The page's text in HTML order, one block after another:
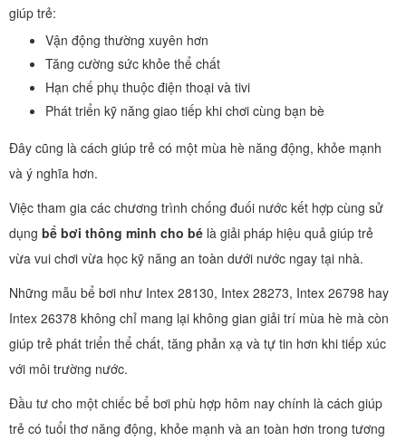
giúp trẻ:
Vận động thường xuyên hơn
Tăng cường sức khỏe thể chất
Hạn chế phụ thuộc điện thoại và tivi
Phát triển kỹ năng giao tiếp khi chơi cùng bạn bè
Đây cũng là cách giúp trẻ có một mùa hè năng động, khỏe mạnh
và ý nghĩa hơn.
Việc tham gia các chương trình chống đuối nước kết hợp cùng sử
dụng bể bơi thông minh cho bé là giải pháp hiệu quả giúp trẻ
vừa vui chơi vừa học kỹ năng an toàn dưới nước ngay tại nhà.
Những mẫu bể bơi như Intex 28130, Intex 28273, Intex 26798 hay
Intex 26378 không chỉ mang lại không gian giải trí mùa hè mà còn
giúp trẻ phát triển thể chất, tăng phản xạ và tự tin hơn khi tiếp xúc
với môi trường nước.
Đầu tư cho một chiếc bể bơi phù hợp hôm nay chính là cách giúp
trẻ có tuổi thơ năng động, khỏe mạnh và an toàn hơn trong tương